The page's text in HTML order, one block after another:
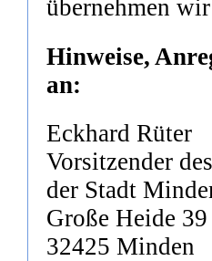
übernehmen
Hinweise,
an:
Eckhard Rüter
Vorsitzender
der Stadt
Große Heide
32425 Minden